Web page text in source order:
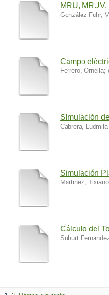
MRU,
González Fuhr,
Campo
Ferrero, Ornella;
Simulación
Cabrera,
Simulación
Martinez, Tisiano
Cálculo del
Suhurt